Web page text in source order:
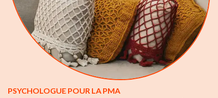
PSYCHOLOGUE POUR LA PMA